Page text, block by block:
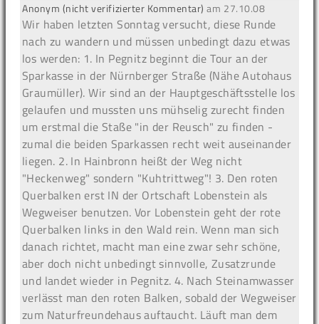
Anonym (nicht verifizierter Kommentar) am 27.10.08
Wir haben letzten Sonntag versucht, diese Runde
nach zu wandern und müssen unbedingt dazu etwas
los werden: 1. In Pegnitz beginnt die Tour an der
Sparkasse in der Nürnberger Straße (Nähe Autohaus
Graumüller). Wir sind an der Hauptgeschäftsstelle los
gelaufen und mussten uns mühselig zurecht finden
um erstmal die Staße "in der Reusch" zu finden -
zumal die beiden Sparkassen recht weit auseinander
liegen. 2. In Hainbronn heißt der Weg nicht
"Heckenweg" sondern "Kuhtrittweg"! 3. Den roten
Querbalken erst IN der Ortschaft Lobenstein als
Wegweiser benutzen. Vor Lobenstein geht der rote
Querbalken links in den Wald rein. Wenn man sich
danach richtet, macht man eine zwar sehr schöne,
aber doch nicht unbedingt sinnvolle, Zusatzrunde
und landet wieder in Pegnitz. 4. Nach Steinamwasser
verlässt man den roten Balken, sobald der Wegweiser
zum Naturfreundehaus auftaucht. Läuft man dem